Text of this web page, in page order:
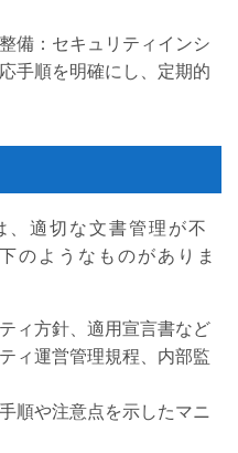
備：セキュリティインシ
手順を明確にし、定期的
適切な文書管理が不
のようなものがありま
ィ方針、適用宣言書など
ィ運営管理規程、内部監
順や注意点を示したマニ